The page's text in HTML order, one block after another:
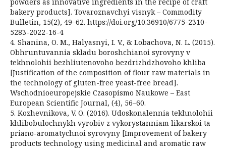
bakery products]. Tovaroznavchyi visnyk – Commodity
Bulletin, 15(2), 49–62. https://doi.org/10.36910/6775-2310-
5283-2022-16-4
4. Shanina, O. M., Halyasnyi, I. V., & Lobachova, N. L. (2015).
Obhruntuvannia skladu boroshchianoi syrovyny v
tekhnolohii bezhliutenovoho bezdrizhdzhovoho khliba
[Justification of the composition of flour raw materials in
the technology of gluten-free yeast-free bread].
Wschodnioeuropejskie Czasopismo Naukowe – East
European Scientific Journal, (4), 56–60.
5. Kozhevnikova, V. O. (2016). Udoskonalennia tekhnolohii
khlibobulochnykh vyrobiv z vykorystanniam likarskoi ta
priano-aromatychnoi syrovyny [Improvement of bakery
products technology using medicinal and aromatic raw